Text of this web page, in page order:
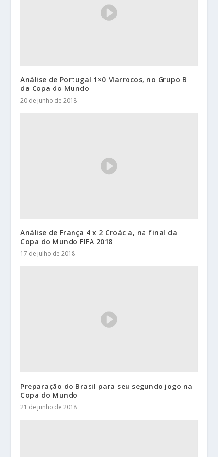
Análise de Portugal 1×0 Marrocos, no Grupo B
da Copa do Mundo
20 de junho de 2018
Análise de França 4 x 2 Croácia, na final da
Copa do Mundo FIFA 2018
17 de julho de 2018
Preparação do Brasil para seu segundo jogo na
Copa do Mundo
21 de junho de 2018